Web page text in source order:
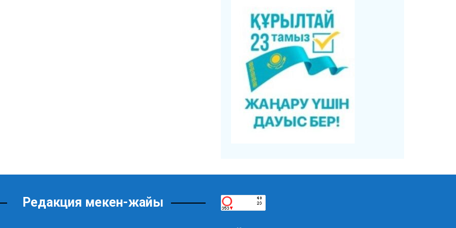
Редакция мекен-жайы